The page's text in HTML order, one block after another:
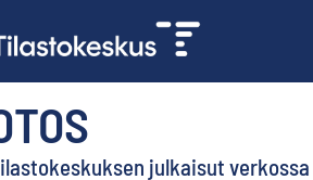
julkaisut verkossa